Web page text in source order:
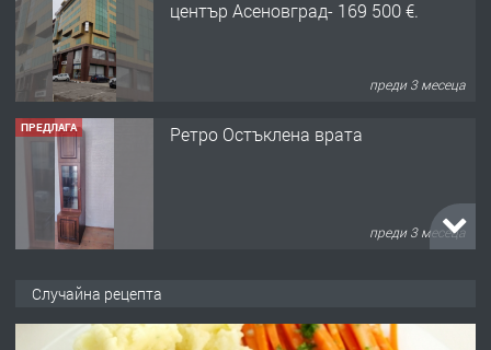
център Асеновград- 169 500 €.
преди 3 месеца
ПРЕДЛАГА Ретро Остъклена врата
преди 3 месеца
Случайна рецепта